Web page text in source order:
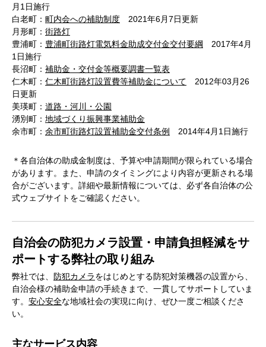
月1日施行
白老町： 町内会への補助制度 2021年6月7日更新
月形町： 街路灯
豊浦町： 豊浦町街路灯電気料金助成交付金交付要綱
2017年4月
1日施行
長沼町： 補助金・交付金等概要調書一覧表
仁木町： 仁木町街路灯設置費等補助金について 2012年03月26
日更新
美瑛町： 道路・河川・公園
湧別町： 地域づくり振興事業補助金
余市町： 余市町街路灯設置補助金交付条例 2014年4月1日施行
＊各自治体の助成金制度は、予算や申請期間が限られている場合
があります。また、申請のタイミングにより内容が更新される場
合がございます。詳細や最新情報については、必ず各自治体の公
式ウェブサイトをご確認ください。
自治会の防犯カメラ設置・申請負担軽減をサ
ポートする弊社の取り組み
弊社では、 防犯カメラをはじめとする防犯対策機器の設置から、
自治会様の補助金申請の手続きまで、一貫してサポートしていま
す。 安心安全な地域社会の実現に向け、ぜひ一度ご相談くださ
い。
主なサービス内容